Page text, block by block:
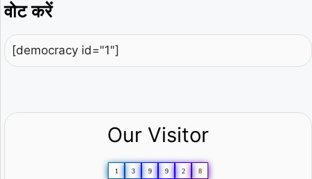
वोट करें
[democracy id="1"]
Our Visitor
1 3 9 9 2 8